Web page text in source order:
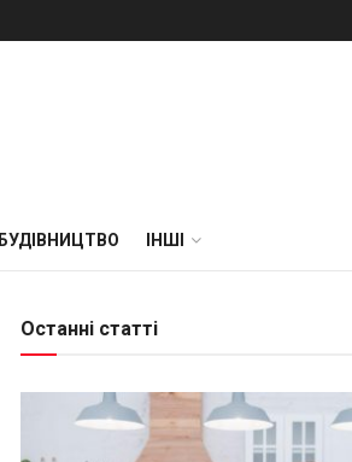
БУДІВНИЦТВО ІНШІ
Останні статті